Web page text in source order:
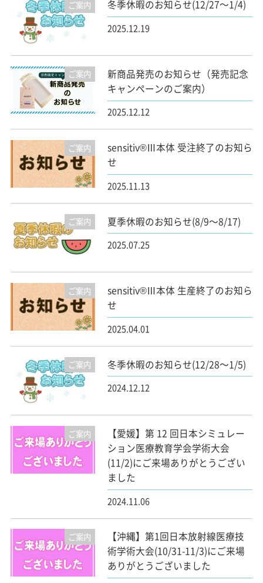
ご案内 冬季休暇のお知らせ(12/27～1/4)
2025.12.19
ご案内
新商品発売のお知らせ（発売記念
キャンペーンのご案内）
2025.12.12
ご案内
sensitiv®Ⅲ本体 受注終了のお知ら
せ
2025.11.13
ご案内 夏季休暇のお知らせ(8/9～8/17)
2025.07.25
ご案内
sensitiv®Ⅲ本体 生産終了のお知ら
せ
2025.04.01
ご案内 冬季休暇のお知らせ(12/28～1/5)
2024.12.12
ご案内
【愛媛】第 12 回日本シミュレー
ション医療教育学会学術大会
(11/2)にご来場ありがとうござい
ました
2024.11.06
ご案内
【沖縄】第1回日本放射線医療技
術学術大会(10/31-11/3)にご来場
ありがとうございました